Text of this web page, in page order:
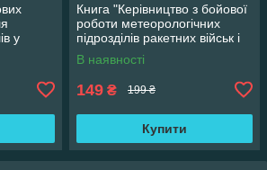
у
Книга "Керівництво з бойової
роботи метеорологічних
підрозділів ракетних військ і
артилерії Збройних СУ"
В наявності
149 ₴ 199 ₴
Купити